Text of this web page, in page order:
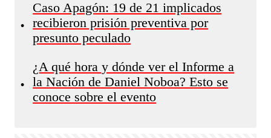
•
Caso Apagón: 19 de 21 implicados
recibieron prisión preventiva por
presunto peculado
•
¿A qué hora y dónde ver el Informe a
la Nación de Daniel Noboa? Esto se
conoce sobre el evento